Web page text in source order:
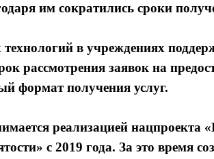
им сократились сроки
в учреждениях
рассмотрения заявок на
формат получения услуг.
реализацией
с 2019 года. За это время